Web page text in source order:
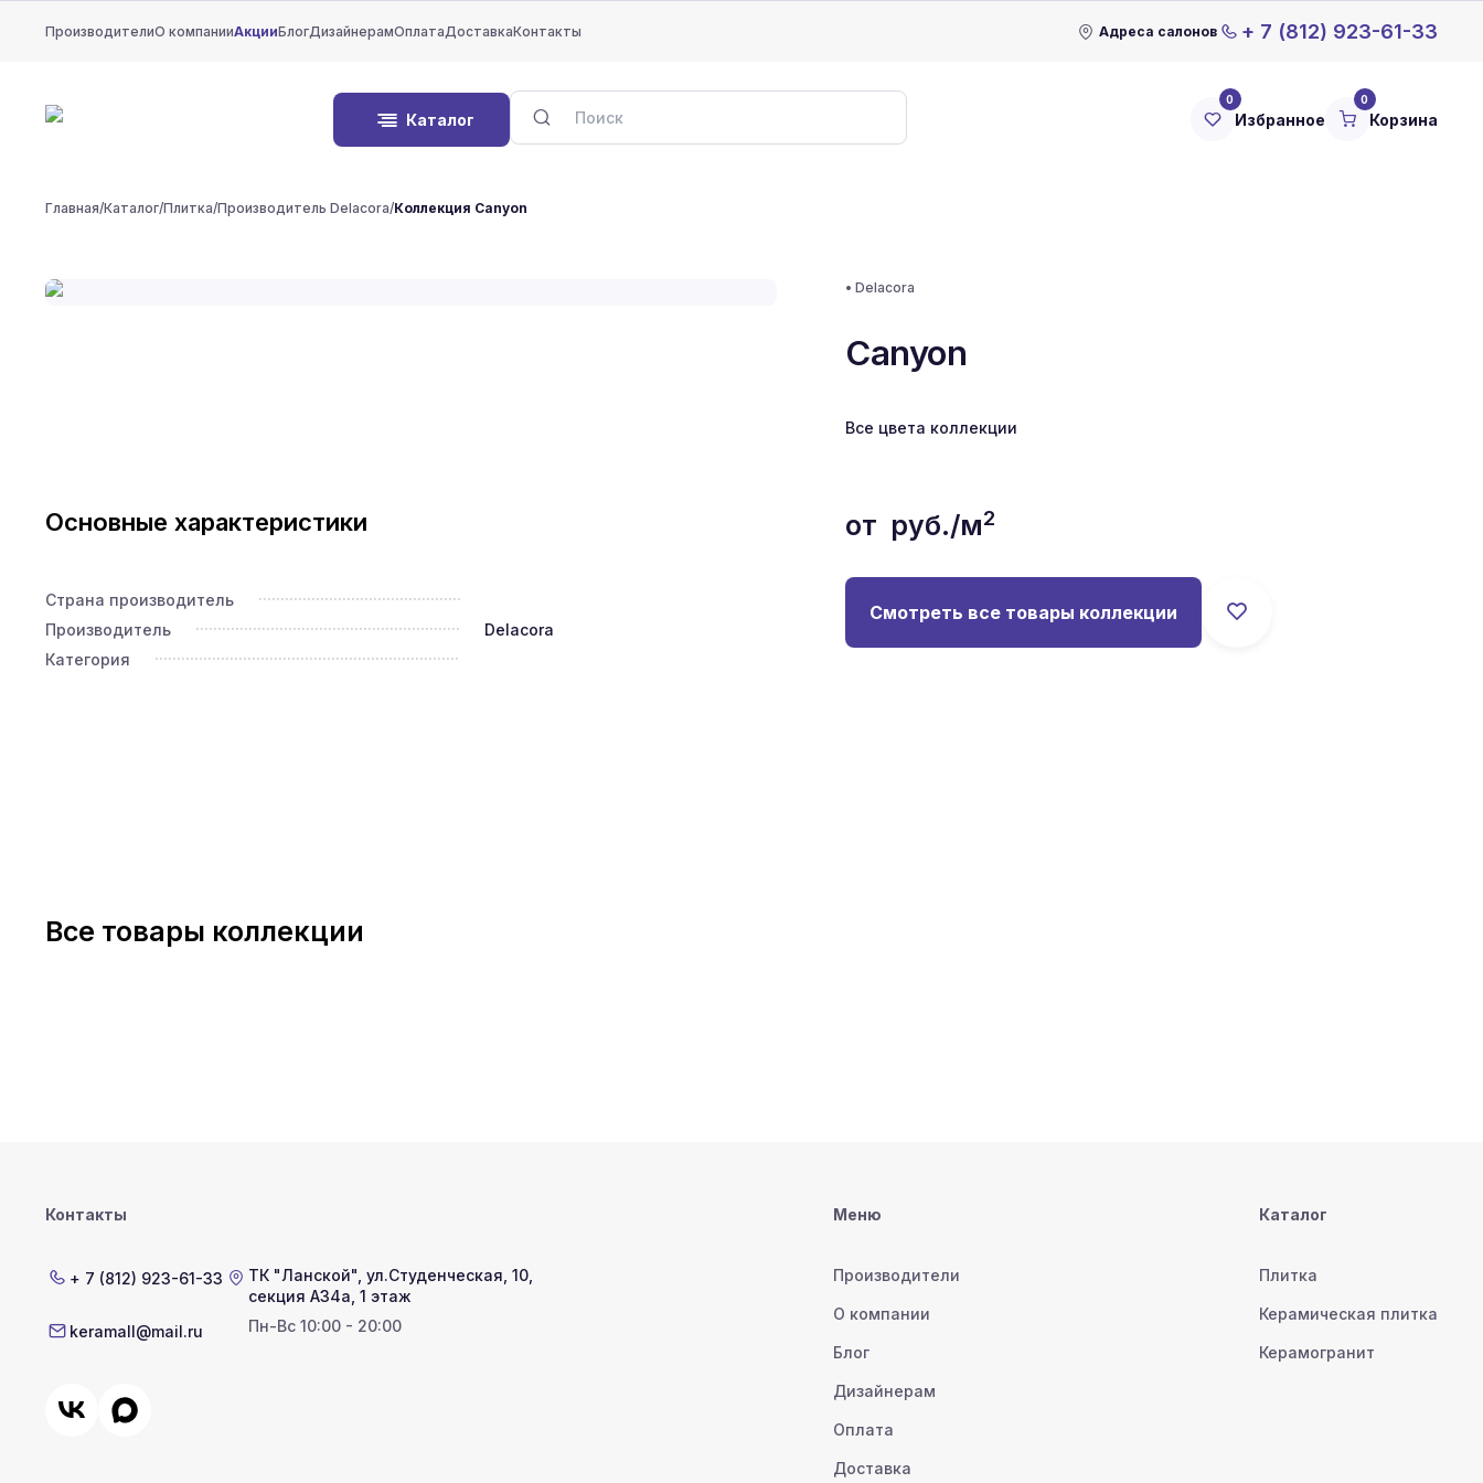
ПроизводителиО компанииАкцииБлогДизайнерамОплатаДоставкаКонтакты Адреса салонов + 7 (812) 923-61-33
Каталог
0
Избранное
0
Корзина
Главная/Каталог/Плитка/Производитель Delacora/Коллекция Canyon
• Delacora
Canyon
Все цвета коллекции
от руб./м2
Смотреть все товары коллекции
Основные характеристики
Страна производитель
Производитель
Delacora
Категория
Все товары коллекции
Контакты
+ 7 (812) 923-61-33
keramall@mail.ru
ТК "Ланской" ул.Студенческая, 10,
секция А34а, 1 этаж
Пн-Вс 10:00 - 20:00
Меню
Производители
О компании
Блог
Дизайнерам
Оплата
Доставка
Каталог
Плитка
Керамическая плитка
Керамогранит